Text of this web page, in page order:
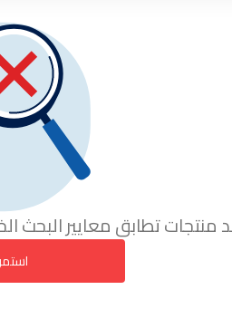
منتجات تطابق معايير البحث